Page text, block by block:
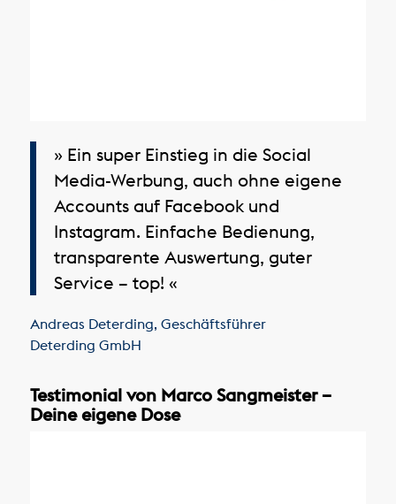
» Ein super Einstieg in die Social
Media-Werbung, auch ohne eigene
Accounts auf Facebook und
Instagram. Einfache Bedienung,
transparente Auswertung, guter
Service – top! «
Andreas Deterding, Geschäftsführer
Deterding GmbH
Testimonial von Marco Sangmeister –
Deine eigene Dose